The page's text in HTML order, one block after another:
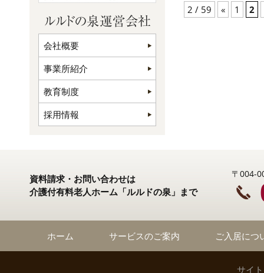
2 / 59 « 1 2
会社概要
事業所紹介
教育制度
採用情報
資料請求・お問い合わせは
介護付有料老人ホーム「ルルドの泉」まで
〒004-
ホーム サービスのご案内 ご入居につ
サイ